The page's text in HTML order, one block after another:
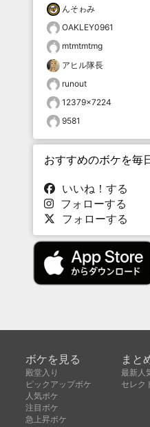
んそゎみ
OAKLEY0961
mtmtmtmg
アヒル隊長
runout
12379×7224
9581
おすすめのボケを毎
いいね！する
フォローする
フォローする
ボケを見る
殿堂入り
ピックアップボケ
人気ボケ
注目ボケ
急上昇ボケ
まと
最新人
セレク